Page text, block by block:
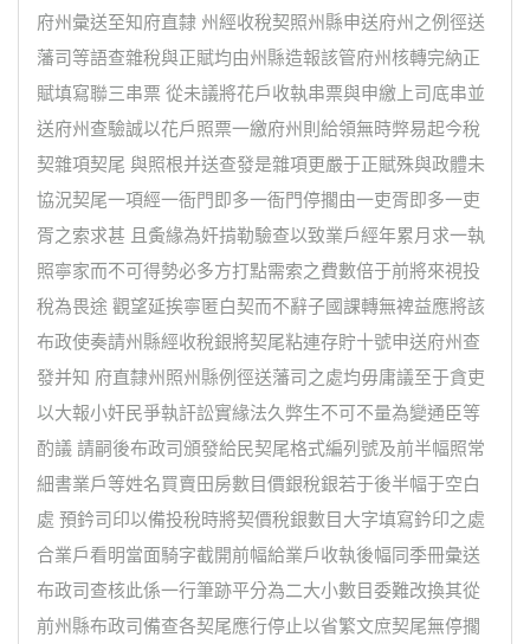
府州彙送至知府直隸 州經收稅契照州縣申送府州之例徑送
藩司等語查雜稅與正賦均由州縣造報該管府州核轉完納正
賦填寫聯三串票 從未議將花戶收執串票與申繳上司底串並
送府州查驗誠以花戶照票一繳府州則給領無時弊易起今稅
契雜項契尾 與照根并送查發是雜項更嚴于正賦殊與政體未
協況契尾一項經一衙門即多一衙門停擱由一吏胥即多一吏
胥之索求甚 且夤緣為奸掯勒驗查以致業戶經年累月求一執
照寧家而不可得勢必多方打點需索之費數倍于前將來視投
稅為畏途 觀望延挨寧匿白契而不辭子國課轉無裨益應將該
布政使奏請州縣經收稅銀將契尾粘連存貯十號申送府州查
發并知 府直隸州照州縣例徑送藩司之處均毋庸議至于貪吏
以大報小奸民爭執訐訟實緣法久弊生不可不量為變通臣等
酌議 請嗣後布政司頒發給民契尾格式編列號及前半幅照常
細書業戶等姓名買賣田房數目價銀稅銀若于後半幅于空白
處 預鈐司印以備投稅時將契價稅銀數目大字填寫鈐印之處
合業戶看明當面騎字截開前幅給業戶收執後幅同季冊彙送
布政司查核此係一行筆跡平分為二大小數目委難改換其從
前州縣布政司備查各契尾應行停止以省繁文庶契尾無停擱